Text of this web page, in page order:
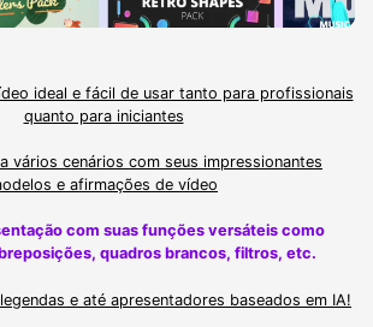
ideal e fácil de usar tanto para profissionais
quanto para iniciantes
vários cenários com seus impressionantes
e afirmações de vídeo
com suas funções versáteis como
quadros brancos, filtros, etc.
e até apresentadores baseados em IA!